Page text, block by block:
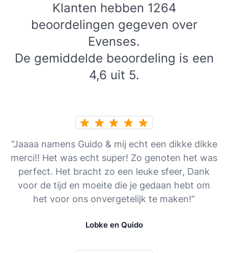
Klanten hebben 1264
beoordelingen gegeven over
Evenses.
De gemiddelde beoordeling is een
4,6 uit 5.
“Jaaaa namens Guido & mij echt een dikke dikke
merci!! Het was echt super! Zo genoten het was
perfect. Het bracht zo een leuke sfeer, Dank
voor de tijd en moeite die je gedaan hebt om
het voor ons onvergetelijk te maken!”
Lobke en Quido